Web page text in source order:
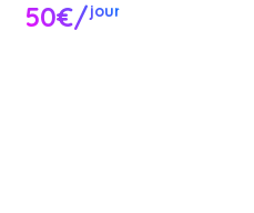
50€/jour